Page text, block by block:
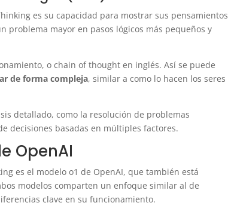
es su capacidad para mostrar sus pensamientos
problema mayor en pasos lógicos más pequeños y
o chain of thought en inglés. Así se puede
de forma compleja, similar a como lo hacen los seres
detallado, como la resolución de problemas
decisiones basadas en múltiples factores.
OpenAI
es el modelo o1 de OpenAI, que también está
modelos comparten un enfoque similar al de
clave en su funcionamiento.